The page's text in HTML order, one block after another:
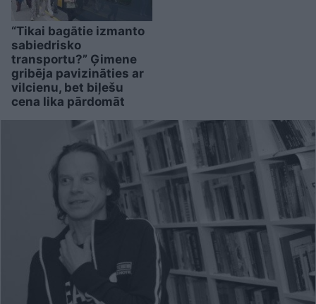
“Tikai bagātie izmanto
sabiedrisko
transportu?” Ģimene
gribēja pavizināties ar
vilcienu, bet biļešu
cena lika pārdomāt